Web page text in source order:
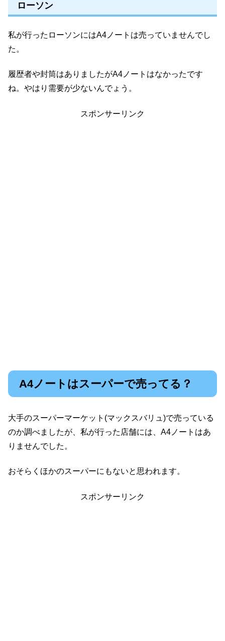
ローソン
私が行ったローソンにはA4ノートは売っていませんでし
た。
履歴者や封筒はありましたがA4ノートはなかったです
ね。やはり需要が少ないんでょう。
スポンサーリンク
A4ノートはスーパーで売ってる？
大手のスーパーマーケット(マックスバリュ)で売っている
のか調べましたが、私が行った店舗には、A4ノートはあ
りませんでした。
おそらくほかのスーパーにもないと思われます。
スポンサーリンク